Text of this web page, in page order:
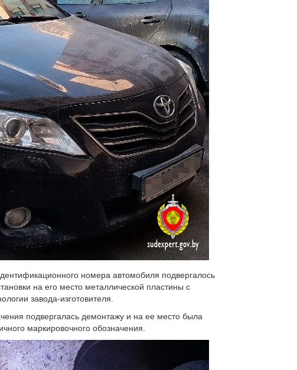
номера автомобиля подвергалось
на его место металлической пластины с
завода-изготовителя.
подвергалась демонтажу и на ее место была
маркировочного обозначения.